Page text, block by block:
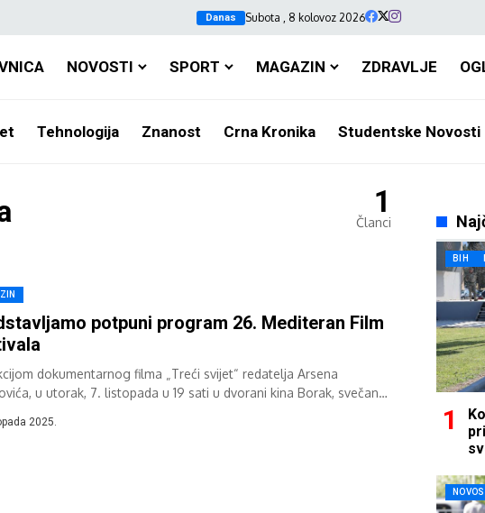
Danas Subota , 8 kolovoz 2026
NOVOSTI SPORT MAGAZIN ZDRAVLJE
Tehnologija Znanost Crna Kronika Studentske Novosti
1
Članci
potpuni program 26. Mediteran Film
dokumentarnog filma „Treći svijet“ redatelja Arsena
u utorak, 7. listopada u 19 sati u dvorani kina Borak, svečano
2025.
BIH